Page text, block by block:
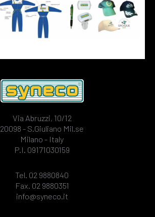
Via Abruzzi, 10/12
20098 - S.Giuliano Mil.se
Milano - Italy
P.I. 09171030159
Tel. 02 9880840
Fax. 02 9880351
info@syneco.it